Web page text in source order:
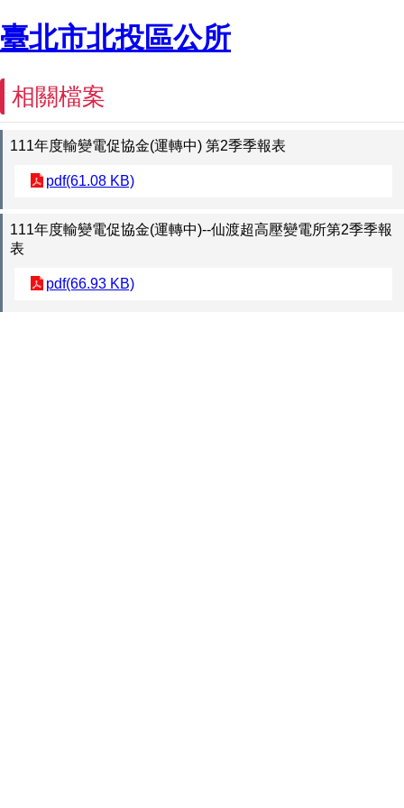
臺北市北投區公所
相關檔案
111年度輸變電促協金(運轉中) 第2季季報表
pdf(61.08 KB)
111年度輸變電促協金(運轉中)--仙渡超高壓變電所第2季季報
表
pdf(66.93 KB)